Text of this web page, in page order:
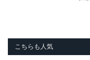
こちらも人気